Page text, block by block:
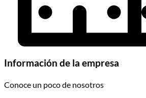
Información de la empresa
Conoce un poco de nosotros